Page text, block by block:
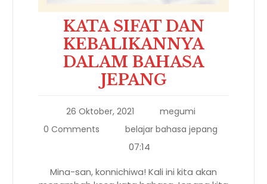
KATA SIFAT DAN
KEBALIKANNYA
DALAM BAHASA
JEPANG
26 Oktober, 2021
megumi
0 Comments
belajar bahasa jepang
07:14
Mina-san, konnichiwa! Kali ini kita akan